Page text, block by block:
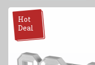
Hot
Deal